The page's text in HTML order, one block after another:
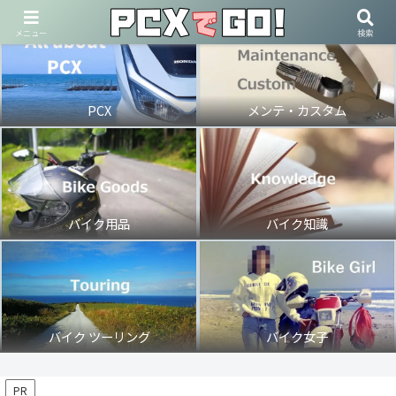
PCX メンテ・カスタム
バイク用品 バイク知識
バイク ツーリング バイク女子
PR
メニュー 検索